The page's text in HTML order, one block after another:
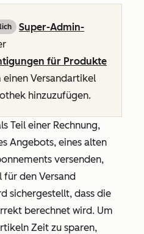
Super-Admin-
für Produkte
Versandartikel
hinzuzufügen.
Teil einer Rechnung,
Angebots, eines alten
versenden,
für den Versand
sichergestellt, dass die
berechnet wird. Um
Zeit zu sparen,